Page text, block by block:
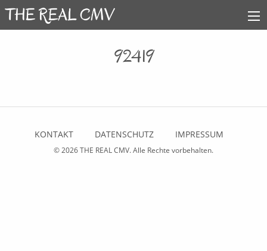
92419
KONTAKT DATENSCHUTZ IMPRESSUM
© 2026THE REAL CMV. Alle Rechte vorbehalten.